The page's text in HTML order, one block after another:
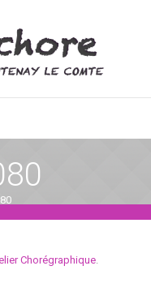
Chorégraphique.